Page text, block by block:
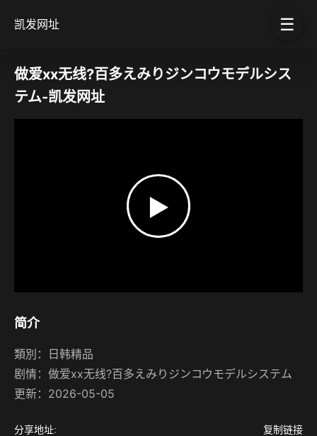
凯发网址 ☰
做爱xx无线?百多えみりジンコウモデルシス
テム-凯发网址
▶
简介
類別：
日韩精品
剧情： 做爱xx无线?百多えみりジンコウモデルシステム
更新：2026-05-05
分享地址: 复制链接